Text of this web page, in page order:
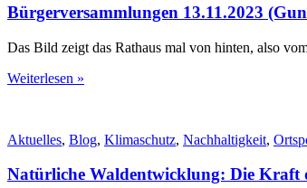
Bürgerversammlungen 13.11.2023
Das Bild zeigt das Rathaus mal von hinten, also
Weiterlesen »
Aktuelles, Blog, Klimaschutz, Nachhaltigkeit,
Natürliche Waldentwicklung: Die Kraft